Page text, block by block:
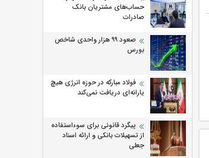
حساب‌های مشتریان بانک
صادرات
صعود ۹۹ هزار واحدی شاخص
بورس
فولاد مبارکه در حوزه انرژی هیچ
یارانه‌ای دریافت نمی‌کند
پیگرد قانونی برای سوءاستفاده
از تسهیلات بانکی و ارائه اسناد
جعلی